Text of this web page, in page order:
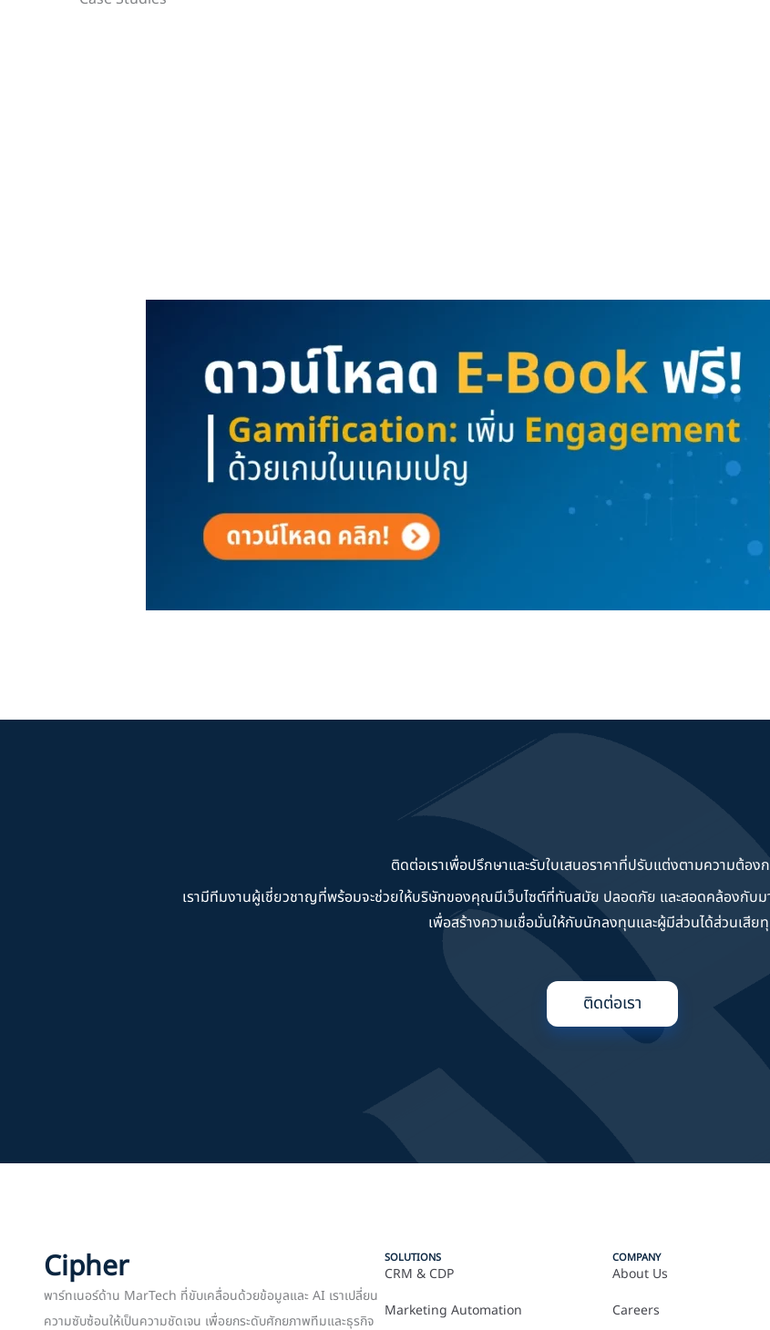
ติดต่อเราเพื่อปรึกษาและรับใบเสนอราคาที่ปรับแต่งตามความต้อ
เรามีทีมงานผู้เชี่ยวชาญที่พร้อมจะช่วยให้บริษัทของคุณมีเว็บไซต์ที่ทันสมัย ปลอดภัย และสอดคล้องกับ
เพื่อสร้างความเชื่อมั่นให้กับนักลงทุนและผู้มีส่วนได้ส่วนเสีย
ติดต่อเรา
Cipher
พาร์ทเนอร์ด้าน MarTech ที่ขับเคลื่อนด้วยข้อมูลและ AI เราเปลี่ยน
ความซับซ้อนให้เป็นความชัดเจน เพื่อยกระดับศักยภาพทีมและธุรกิจ
SOLUTIONS
CRM & CDP
Marketing Automation
COMPANY
About Us
Careers